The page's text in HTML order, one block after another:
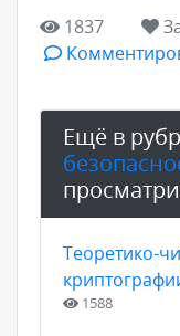
1837
Ещё в
Теоретико-
1588